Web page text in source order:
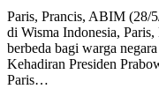
Paris, Prancis, ABIM (28/
di Wisma Indonesia,
berbeda bagi warga
Kehadiran Presiden
Paris…